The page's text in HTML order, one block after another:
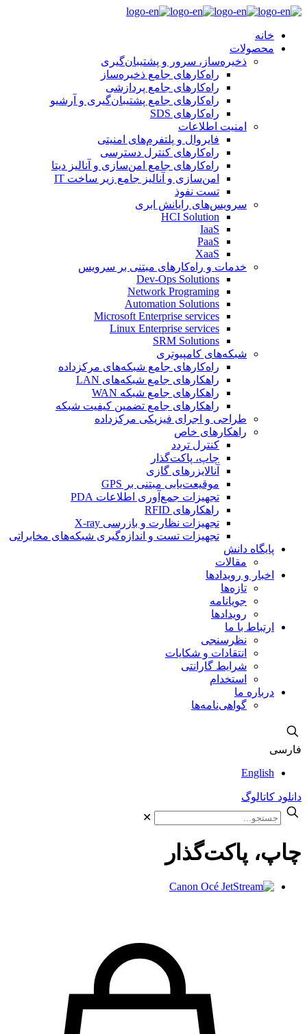
خانه
محصولات
ذخیره‌ساز، سرور و پشتیبان‌گیری
راه‌کارهای جامع ذخیره‌ساز
راه‌کارهای جامع پردازشی
راه‌‌کارهای جامع پشتیبان‌گیری و آرشیو
راه‌کارهای SDS
امنیت اطلاعات
فایروال و پلتفرم‌های امنیتی
راه‌کارهای کنترل دسترسی
راه‌کارهای جامع امن‌سازی و آنالیز دیتا
امن‌سازی و آنالیز جامع زیر ساخت IT
تست نفوذ
سرویس‌های رایانش ابری
HCI Solution
IaaS
PaaS
XaaS
خدمات و راه‌کارهای مبتنی بر سرویس
Dev-Ops Solutions
Network Programing
Automation Solutions
Microsoft Enterprise services
Linux Enterprise services
SRM Solutions
شبکه‌های کامپیوتری
راه‌کارهای جامع شبکه‌های مرکزداده
راهکار‌های جامع شبکه‌های LAN
راهکارهای جامع شبکه WAN
راهکارهای جامع تضمین کیفیت شبکه
طراحی و اجرای فیزیکی مرکزداده
راهکارهای خاص
کنترل تردد
چاپ، پاکت‌گذار
آنالایزرهای گازی
موقیعت‌یابی مبتنی بر GPS
تجهیزات جمع‌آوری اطلاعات PDA
راهکارهای RFID
تجهیزات نظارت و بازرسی X-ray
تجهیزات تست و اندازه‌گیری شبکه‌های مخابراتی
پایگاه دانش
مقالات
اخبار و رویدادها
تازه‌ها
جویانامه
رویدادها
ارتباط با ما
نظرسنجی
انتقادات و شکایات
شرایط گارانتی
استخدام
درباره ما
گواهی‌نامه‌ها
فارسی
English
دانلود کاتالوگ
✕
چاپ، پاکت‌گذار